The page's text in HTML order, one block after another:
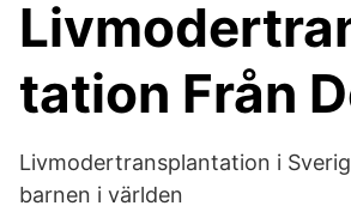
tation Från
Livmodertransplantation i
barnen i världen